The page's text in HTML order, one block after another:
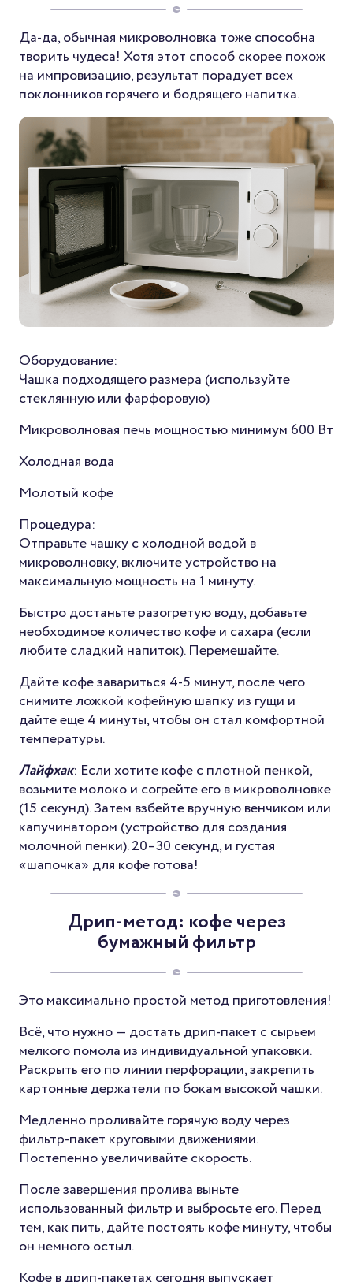
Да-да, обычная микроволновка тоже способна
творить чудеса! Хотя этот способ скорее похож
на импровизацию, результат порадует всех
поклонников горячего и бодрящего напитка.
Оборудование:
Чашка подходящего размера (используйте
стеклянную или фарфоровую)
Микроволновая печь мощностью минимум 600 Вт
Холодная вода
Молотый кофе
Процедура:
Отправьте чашку с холодной водой в
микроволновку, включите устройство на
максимальную мощность на 1 минуту.
Быстро достаньте разогретую воду, добавьте
необходимое количество кофе и сахара (если
любите сладкий напиток). Перемешайте.
Дайте кофе завариться 4-5 минут, после чего
снимите ложкой кофейную шапку из гущи и
дайте еще 4 минуты, чтобы он стал комфортной
температуры.
Лайфхак: Если хотите кофе с плотной пенкой,
возьмите молоко и согрейте его в микроволновке
(15 секунд). Затем взбейте вручную венчиком или
капучинатором (устройство для создания
молочной пенки). 20–30 секунд, и густая
«шапочка» для кофе готова!
Дрип-метод: кофе через
бумажный фильтр
Это максимально простой метод приготовления!
Всё, что нужно — достать дрип-пакет с сырьем
мелкого помола из индивидуальной упаковки.
Раскрыть его по линии перфорации, закрепить
картонные держатели по бокам высокой чашки.
Медленно проливайте горячую воду через
фильтр-пакет круговыми движениями.
Постепенно увеличивайте скорость.
После завершения пролива выньте
использованный фильтр и выбросьте его. Перед
тем, как пить, дайте постоять кофе минуту, чтобы
он немного остыл.
Кофе в дрип-пакетах сегодня выпускает